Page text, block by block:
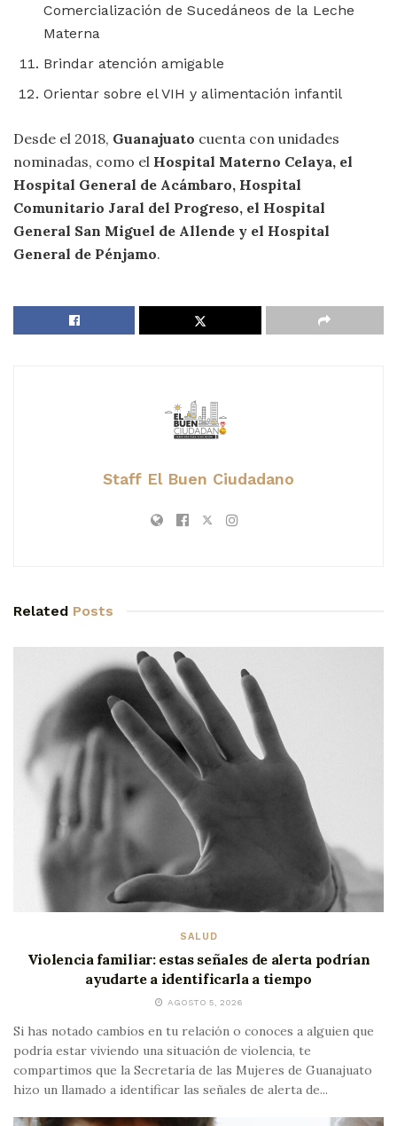
Comercialización de Sucedáneos de la Leche
Materna
Brindar atención amigable
Orientar sobre el VIH y alimentación infantil
Desde el 2018, Guanajuato cuenta con unidades
nominadas, como el Hospital Materno Celaya, el
Hospital General de Acámbaro, Hospital
Comunitario Jaral del Progreso, el Hospital
General San Miguel de Allende y el Hospital
General de Pénjamo.
Staff El Buen Ciudadano
Related Posts
SALUD
Violencia familiar: estas señales de alerta podrían
ayudarte a identificarla a tiempo
AGOSTO 5, 2026
Si has notado cambios en tu relación o conoces a alguien que
podría estar viviendo una situación de violencia, te
compartimos que la Secretaría de las Mujeres de Guanajuato
hizo un llamado a identificar las señales de alerta de...